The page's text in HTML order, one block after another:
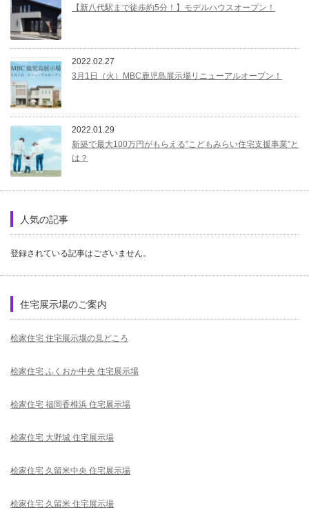
【新八代駅まで徒歩約5分！】モデルハウスオープン！
2022.02.27
3月1日（火）MBC鹿児島展示場リニューアルオープン！
2022.01.29
新築で最大100万円がもらえる”こどもみらい住宅支援事業”と
は？
人気の記事
登録されている記事はございません。
住宅展示場のご案内
桧家住宅 住宅展示場の見どころ
桧家住宅 ふくおか中央 住宅展示場
桧家住宅 福岡香椎浜 住宅展示場
桧家住宅 大野城 住宅展示場
桧家住宅 久留米中央 住宅展示場
桧家住宅 久留米 住宅展示場